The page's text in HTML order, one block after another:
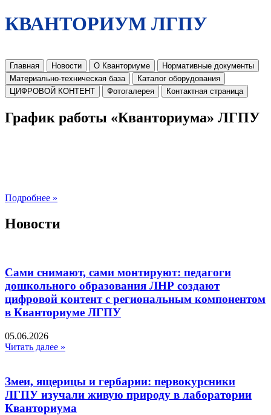
КВАНТОРИУМ ЛГПУ
Главная Новости О Кванториуме
Нормативные документы
Материально-техническая база
Каталог оборудования
ЦИФРОВОЙ КОНТЕНТ
Фотогалерея Контактная страница
График работы «Кванториума» ЛГПУ
Подробнее »
Новости
Сами снимают, сами монтируют: педагоги
дошкольного образования ЛНР создают
цифровой контент с региональным компонентом
в Кванториуме ЛГПУ​
05.06.2026
Читать далее »
Змеи, ящерицы и гербарии: первокурсники
ЛГПУ изучали живую природу в лаборатории
Кванториума